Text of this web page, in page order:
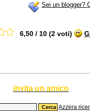
Sei un blogger?
6,50 / 10 (2 voti)
invita un amico
Azzera